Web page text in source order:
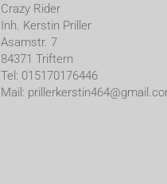
Crazy Rider
Inh. Kerstin Priller
Asamstr. 7
84371 Triftern
Tel: 015170176446
Mail: